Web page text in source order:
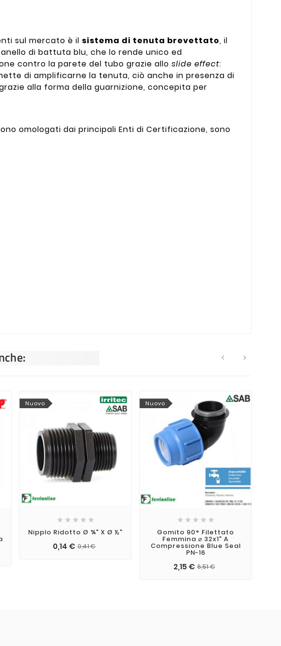
sul mercato è il sistema di tenuta brevettato, il
di battuta blu, che lo rende unico ed
contro la parete del tubo grazie allo slide effect:
di amplificarne la tenuta, ciò anche in presenza di
alla forma della guarnizione, concepita per
omologati dai principali Enti di Certificazione, sono
 
Nuovo
    
Nipplo Ridotto Ø ¾" X Ø ½"
0,14 € 0,41 €
Nuovo
    
Gomito 90° Filettato
Femmina ⌀ 32x1" A
Compressione Blue Seal
PN-16
2,15 € 6,51 €